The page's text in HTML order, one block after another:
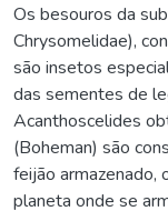
Os besouros da
Chrysomelidae),
são insetos
das sementes de
Acanthoscelides
(Boheman) são
feijão armazenado,
planeta onde se